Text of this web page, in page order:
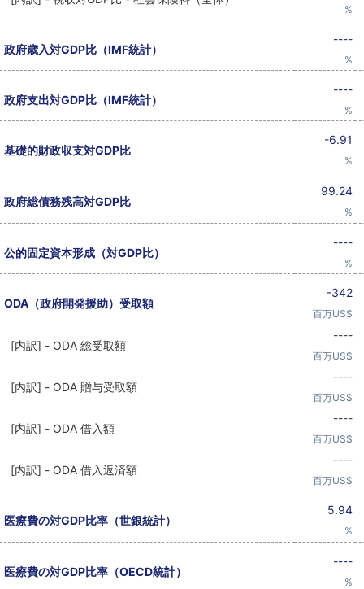
%
政府歳入対GDP比（IMF統計）
----
%
政府支出対GDP比（IMF統計）
----
%
基礎的財政収支対GDP比
-6.91
%
政府総債務残高対GDP比
99.24
%
公的固定資本形成（対GDP比）
----
%
ODA（政府開発援助）受取額
-342
百万US$
[内訳] - ODA 総受取額
----
百万US$
[内訳] - ODA 贈与受取額
----
百万US$
[内訳] - ODA 借入額
----
百万US$
[内訳] - ODA 借入返済額
----
百万US$
医療費の対GDP比率（世銀統計）
5.94
%
医療費の対GDP比率（OECD統計）
----
%